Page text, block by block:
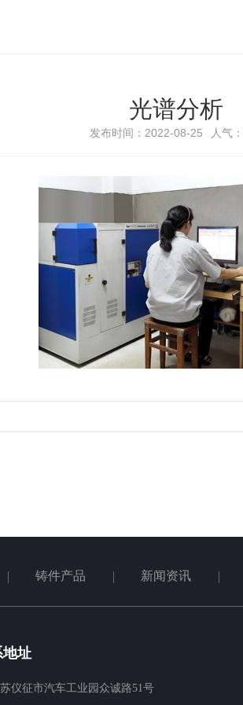
光谱分析
发布时间：2022-08-25 人气：
铸件产品 新闻资讯
地址
仪征市汽车工业园众诚路51号